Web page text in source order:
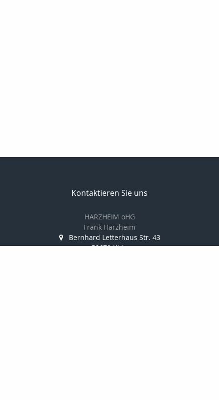
Kontaktieren Sie uns
HARZHEIM oHG
Frank Harzheim
Bernhard Letterhaus Str. 43
50670 Köln